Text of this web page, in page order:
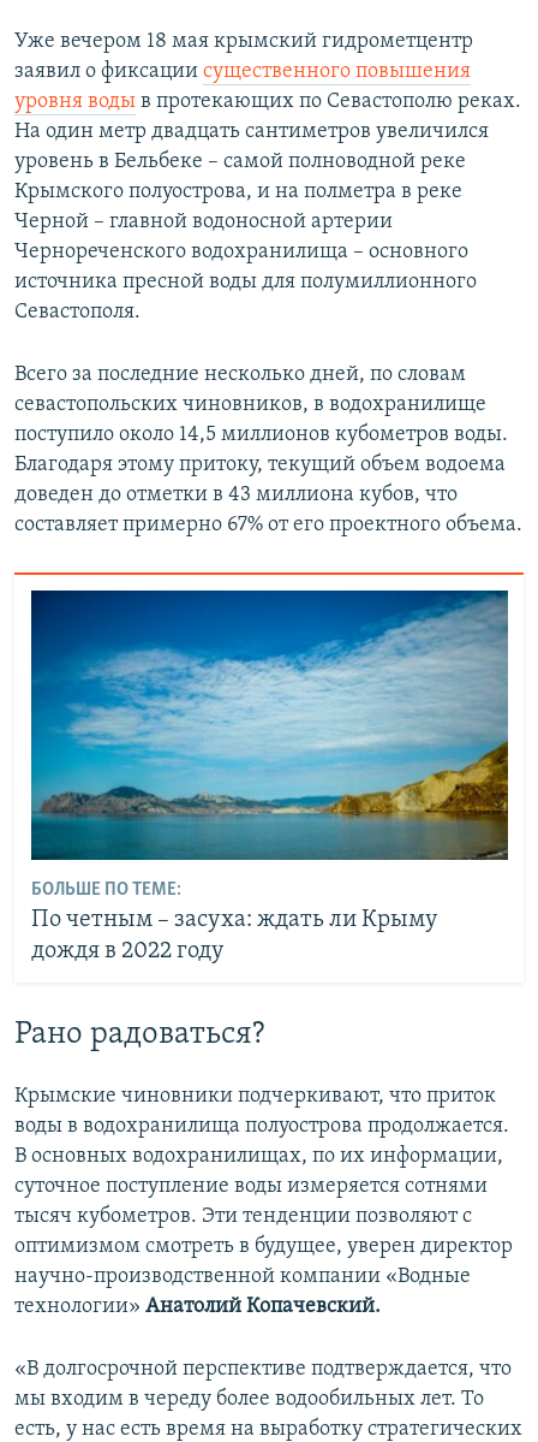
Уже вечером 18 мая крымский гидрометцентр
заявил о фиксации существенного повышения
уровня воды в протекающих по Севастополю реках.
На один метр двадцать сантиметров увеличился
уровень в Бельбеке – самой полноводной реке
Крымского полуострова, и на полметра в реке
Черной – главной водоносной артерии
Чернореченского водохранилища – основного
источника пресной воды для полумиллионного
Севастополя.
Всего за последние несколько дней, по словам
севастопольских чиновников, в водохранилище
поступило около 14,5 миллионов кубометров воды.
Благодаря этому притоку, текущий объем водоема
доведен до отметки в 43 миллиона кубов, что
составляет примерно 67% от его проектного объема.
БОЛЬШЕ ПО ТЕМЕ:
По четным – засуха: ждать ли Крыму
дождя в 2022 году
Рано радоваться?
Крымские чиновники подчеркивают, что приток
воды в водохранилища полуострова продолжается.
В основных водохранилищах, по их информации,
суточное поступление воды измеряется сотнями
тысяч кубометров. Эти тенденции позволяют с
оптимизмом смотреть в будущее, уверен директор
научно-производственной компании «Водные
технологии» Анатолий Копачевский.
«В долгосрочной перспективе подтверждается, что
мы входим в череду более водообильных лет. То
есть, у нас есть время на выработку стратегических